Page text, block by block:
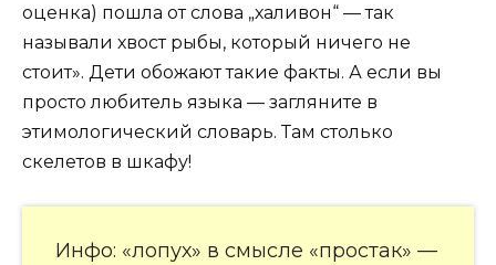
оценка) пошла от слова „халивон“ — так
называли хвост рыбы, который ничего не
стоит». Дети обожают такие факты. А если вы
просто любитель языка — загляните в
этимологический словарь. Там столько
скелетов в шкафу!
Инфо: «лопух» в смысле «простак» —